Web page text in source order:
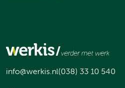
info@werkis.nl(038) 33 10 540